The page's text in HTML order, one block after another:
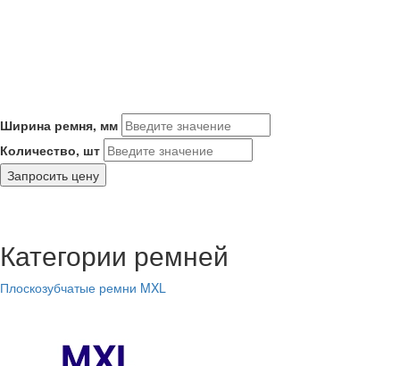
Ширина ремня, мм
Количество, шт
Запросить цену
Категории ремней
Плоскозубчатые ремни MXL